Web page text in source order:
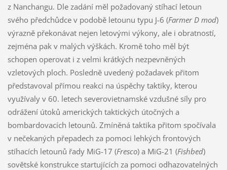
z Nanchangu. Dle zadání měl požadovaný stíhací letoun
svého předchůdce v podobě letounu typu J-6 (Farmer D mod)
výrazně překonávat nejen letovými výkony, ale i obratností,
zejména pak v malých výškách. Kromě toho měl být
schopen operovat i z velmi krátkých nezpevněných
vzletových ploch. Posledně uvedený požadavek přitom
představoval přímou reakci na úspěchy taktiky, kterou
využívaly v 60. letech severovietnamské vzdušné síly pro
odrážení útoků amerických taktických útočných a
bombardovacích letounů. Zmíněná taktika přitom spočívala
v nečekaných přepadech za pomoci lehkých frontových
stíhacích letounů řady MiG-17 (Fresco) a MiG-21 (Fishbed)
sovětské konstrukce startujících za pomoci odhazovatelných